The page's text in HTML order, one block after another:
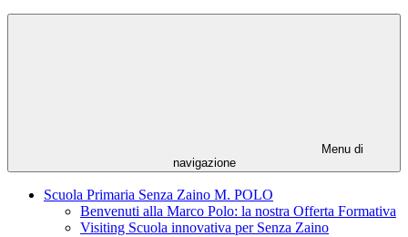
Menu di
navigazione
Scuola Primaria Senza Zaino M. POLO
Benvenuti alla Marco Polo: la nostra Offerta Formativa
Visiting Scuola innovativa per Senza Zaino